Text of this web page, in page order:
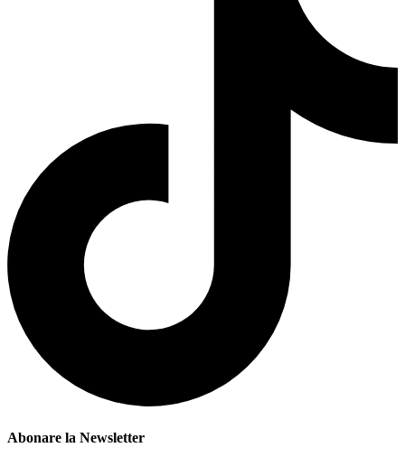
Abonare la Newsletter